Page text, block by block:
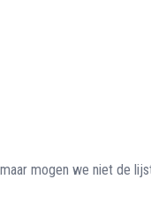
mogen we niet de